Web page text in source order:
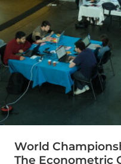
World
The Econometric